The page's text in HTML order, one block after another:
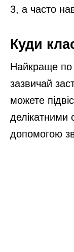
3, а часто
Куди
Найкраще по
зазвичай
можете
делікатними
допомогою